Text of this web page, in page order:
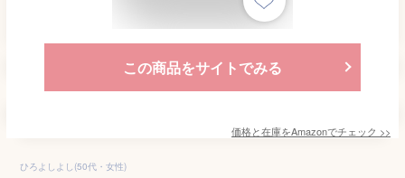
この商品をサイトでみる
価格と在庫をAmazonでチェック >>
ひろよしよし(50代・女性)